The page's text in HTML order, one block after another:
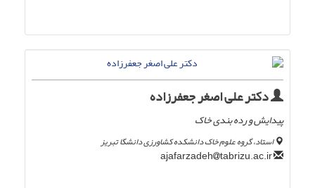
دکتر علی اصغر جعفرزاده
پیدایش و رده بندی خاک
استاد، گروه علوم خاک دانشکده کشاورزی دانشگا تبریز
tabrizu.ac.ir